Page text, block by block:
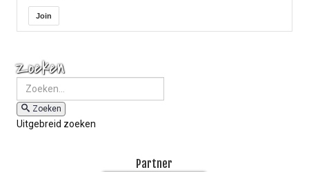
Join
Zoeken
Zoeken
Uitgebreid zoeken
Partner